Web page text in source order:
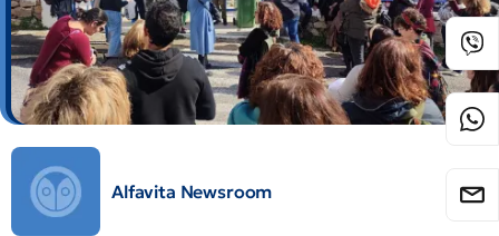
Alfavita Newsroom